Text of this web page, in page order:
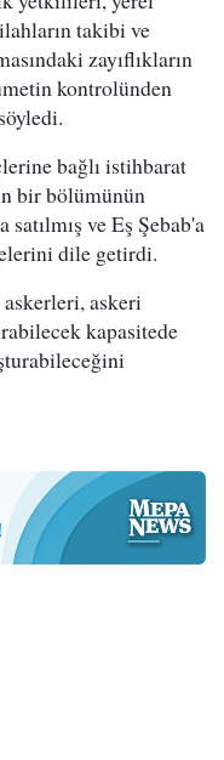
takibi ve
zayıflıkların
kontrolünden
bağlı istihbarat
bir bölümünün
ve Eş Şebab'a
dile getirdi.
askeri
kapasitede